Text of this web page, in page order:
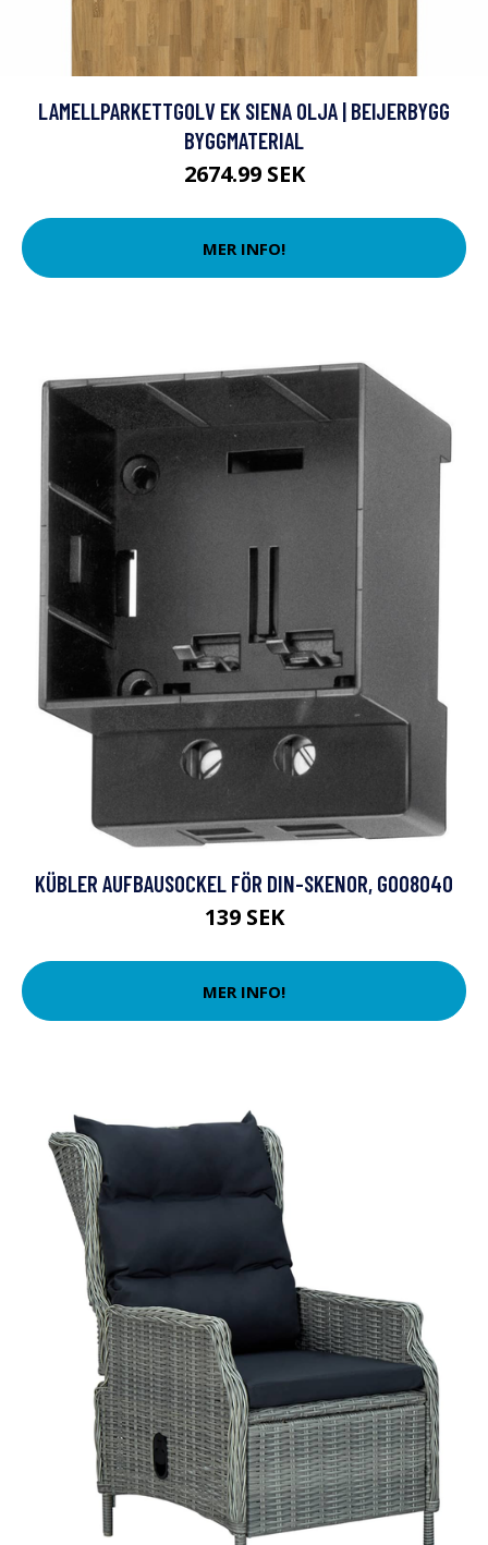
LAMELLPARKETTGOLV EK SIENA OLJA | BEIJERBYGG
BYGGMATERIAL
2674.99 SEK
MER INFO!
KÜBLER AUFBAUSOCKEL FÖR DIN-SKENOR, G008040
139 SEK
MER INFO!